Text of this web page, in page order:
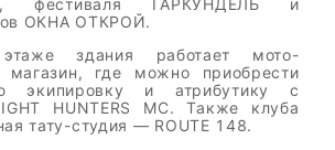
фестиваля ГАРКУНДЕЛЬ и
ОКНА ОТКРОЙ.
здания работает мото-
магазин, где можно приобрести
экипировку и атрибутику с
HUNTERS MC. Также клуба
тату-студия — ROUTE 148.